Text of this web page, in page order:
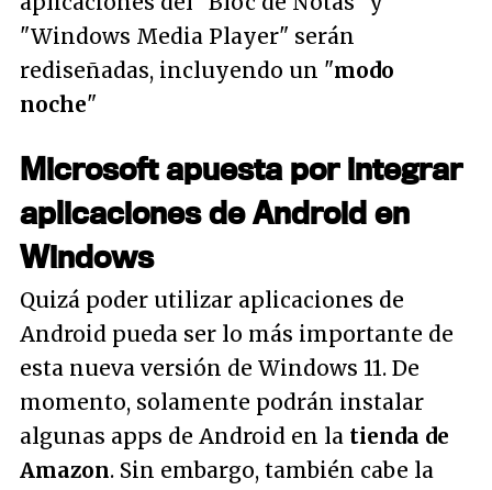
"Windows Media Player" serán
rediseñadas, incluyendo un "modo
noche"
Microsoft apuesta por integrar
aplicaciones de Android en
Windows
Quizá poder utilizar aplicaciones de
Android pueda ser lo más importante de
esta nueva versión de Windows 11. De
momento, solamente podrán instalar
algunas apps de Android en la tienda de
Amazon. Sin embargo, también cabe la